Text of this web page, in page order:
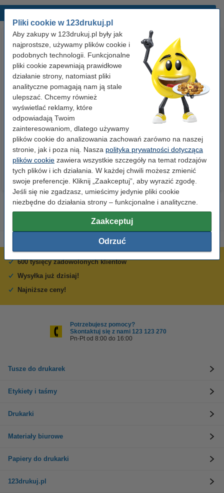
Pliki cookie w 123drukuj.pl
Aby zakupy w 123drukuj.pl były jak
najprostsze, używamy plików cookie i
podobnych technologii. Funkcjonalne
pliki cookie zapewniają prawidłowe
działanie strony, natomiast pliki
analityczne pomagają nam ją stale
ulepszać. Chcemy również
wyświetlać reklamy, które
odpowiadają Twoim
zainteresowaniom, dlatego używamy
plików cookie do analizowania zachowań zarówno na naszej
stronie, jak i poza nią. Nasza polityka prywatności dotycząca
plików cookie zawiera wszystkie szczegóły na temat rodzajów
tych plików i ich działania. W każdej chwili możesz zmienić
swoje preferencje. Kliknij „Zaakceptuj”, aby wyrazić zgodę.
Jeśli się nie zgadzasz, umieścimy jedynie pliki cookie
niezbędne do działania strony – funkcjonalne i analityczne.
Zaakceptuj
Odrzuć
Spinacze biurowe 33 mm
okrągłe (100 sztuk), 123drukuj
2,90 zł z VAT
Zestaw 4x marker do tablic
suchościeralnych (okrągła
końcówka 2,5 mm) 123drukuj
19,90 zł z VAT
600 tysięcy zadowolonych klientów
Wysyłka już dzisiaj!
Najniższe ceny!
Potrzebujesz pomocy?
Skontaktuj się z nami 123 123 270
Pn-Pt od 8:00 do 16:00
Tusze do drukarek
Etykiety i taśmy
Drukarki
Materiały biurowe
Papiery do drukarki
123drukuj.pl